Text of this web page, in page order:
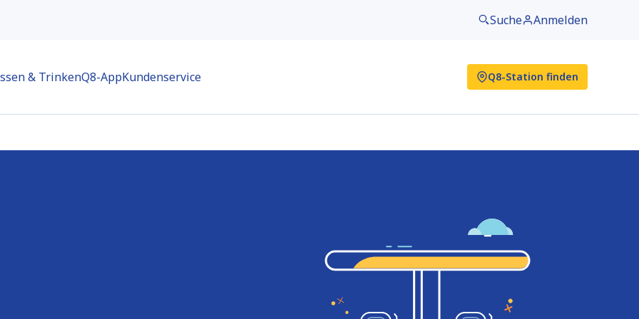
Suche Anmelden
& TrinkenQ8-AppKundenservice Q8-Station finden